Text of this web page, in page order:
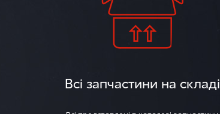
Всі запчастини на складі